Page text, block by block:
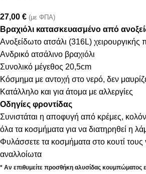
27,00 € (με ΦΠΑ)
Βραχιόλι κατασκευασμένο από
Ανοξείδωτο ατσάλι (316L) χειρουργικής
Ανδρικό ατσάλινο βραχιόλι
Συνολικό μέγεθος 20,5cm
Κόσμημα με αντοχή στο νερό, δεν
Κατάλληλο και για άτομα με αλλεργίες
Οδηγίες φροντίδας
Συνιστάται η αποφυγή από κρέμες,
όλα τα κοσμήματα για να διατηρηθεί η
Φυλάσσετε τα κοσμήματα στο κουτί τους
αναλλοίωτα
* Αν επιθυμείτε προσθήκη αλυσίδας κουμπώματος